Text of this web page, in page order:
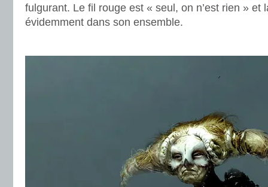
fulgurant. Le fil rouge est « seul, on n’est rien » et
évidemment dans son ensemble.